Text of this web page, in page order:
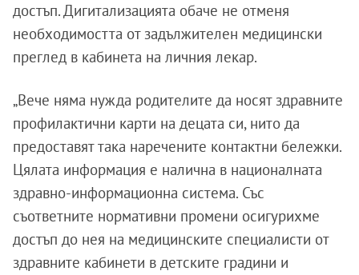
достъп. Дигитализацията обаче не отменя
необходимостта от задължителен медицински
преглед в кабинета на личния лекар.
„Вече няма нужда родителите да носят здравните
профилактични карти на децата си, нито да
предоставят така наречените контактни бележки.
Цялата информация е налична в националната
здравно-информационна система. Със
съответните нормативни промени осигурихме
достъп до нея на медицинските специалисти от
здравните кабинети в детските градини и